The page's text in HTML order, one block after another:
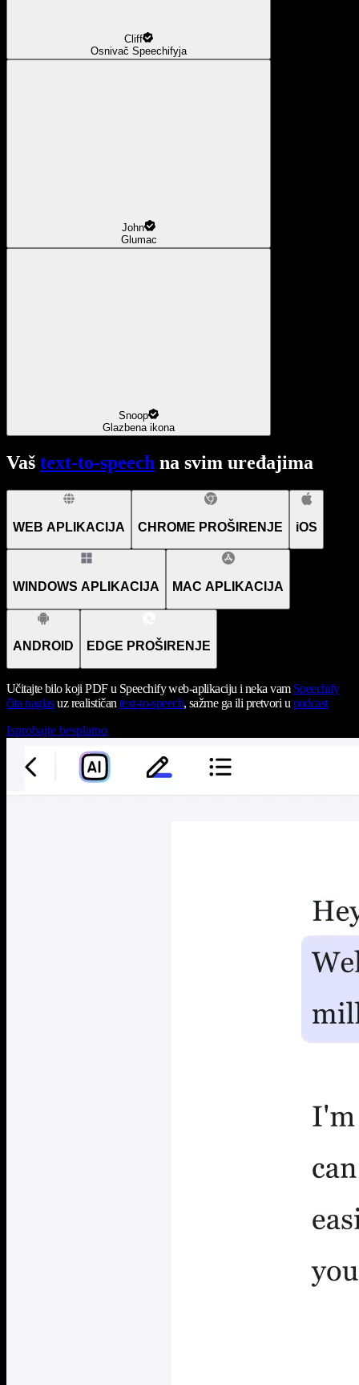
Cliff
Osnivač Speechifyja
John
Glumac
Snoop
Glazbena ikona
Vaš text-to-speech na svim uređajima
WEB APLIKACIJA CHROME PROŠIRENJE iOS
WINDOWS APLIKACIJA MAC APLIKACIJA
ANDROID EDGE PROŠIRENJE
Učitajte bilo koji PDF u Speechify web-aplikaciju i neka vam Speechify
čita naglasuz realističan text-to-speech, sažme ga ili pretvori u podcast
Isprobajte besplatno